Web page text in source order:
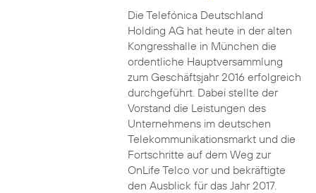
Die Telefónica Deutschland
Holding AG hat heute in der alten
Kongresshalle in München die
ordentliche Hauptversammlung
zum Geschäftsjahr 2016 erfolgreich
durchgeführt. Dabei stellte der
Vorstand die Leistungen des
Unternehmens im deutschen
Telekommunikationsmarkt und die
Fortschritte auf dem Weg zur
OnLife Telco vor und bekräftigte
den Ausblick für das Jahr 2017.